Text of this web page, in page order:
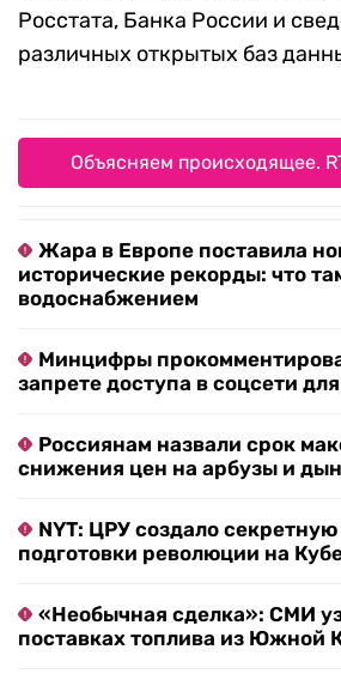
Росстата, Банка России и
различных открытых баз
Объясняем происходящее.
Жара в Европе поставила
исторические рекорды: что
водоснабжением
Минцифры
запрете доступа в соцсети
Россиянам назвали срок
снижения цен на арбузы и
NYT: ЦРУ создало
подготовки революции на
«Необычная сделка»: СМИ
поставках топлива из Южной